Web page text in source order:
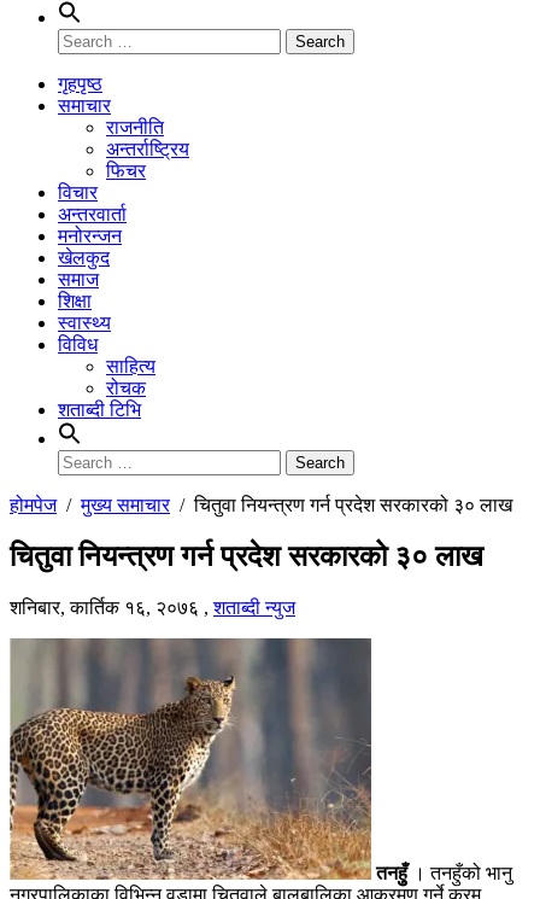
Search
for:
गृहपृष्ठ
समाचार
राजनीति
अन्तर्राष्ट्रिय
फिचर
विचार
अन्तरवार्ता
मनोरन्जन
खेलकुद
समाज
शिक्षा
स्वास्थ्य
विविध
साहित्य
रोचक
शताब्दी टिभि
Search
for:
होमपेज/मुख्य समाचार/चितुवा नियन्त्रण गर्न प्रदेश सरकारको ३० लाख
चितुवा नियन्त्रण गर्न प्रदेश सरकारको ३० लाख
शनिबार, कार्तिक १६, २०७६ ,शताब्दी न्युज
तनहुुँ। तनहुँको भानु
नगरपालिकाका विभिन्न वडामा चितुवाले बालबालिका आक्रमण गर्ने क्रम